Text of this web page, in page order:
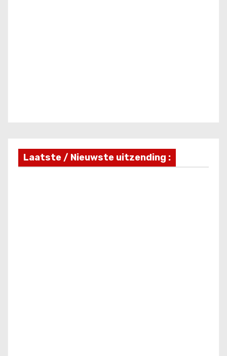
Laatste / Nieuwste uitzending :